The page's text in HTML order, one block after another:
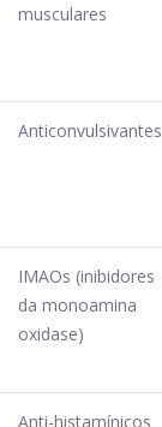
musculares
Anticonvulsivantes
IMAOs (inibidores
da monoamina
oxidase)
Anti-histamínicos